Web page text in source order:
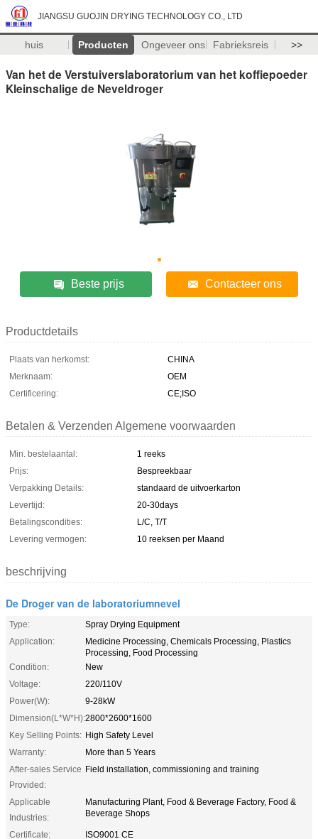
JIANGSU GUOJIN DRYING TECHNOLOGY CO., LTD
huis Producten Ongeveer ons Fabrieksreis >>
Van het de Verstuiverslaboratorium van het koffiepoeder
Kleinschalige de Neveldroger
Beste prijs Contacteer ons
Productdetails
Plaats van herkomst:
CHINA
Merknaam:
OEM
Certificering:
CE;ISO
Betalen & Verzenden Algemene voorwaarden
Min. bestelaantal:
1 reeks
Prijs:
Bespreekbaar
Verpakking Details:
standaard de uitvoerkarton
Levertijd:
20-30days
Betalingscondities:
L/C, T/T
Levering vermogen:
10 reeksen per Maand
beschrijving
De Droger van de laboratoriumnevel
Type:
Spray Drying Equipment
Application:
Medicine Processing, Chemicals Processing, Plastics
Processing, Food Processing
Condition:
New
Voltage:
220/110V
Power(W):
9-28kW
Dimension(L*W*H):2800*2600*1600
Key Selling Points: High Safety Level
Warranty:
More than 5 Years
After-sales Service
Provided:
Field installation, commissioning and training
Applicable
Industries:
Manufacturing Plant, Food & Beverage Factory, Food &
Beverage Shops
Certificate:
ISO9001 CE